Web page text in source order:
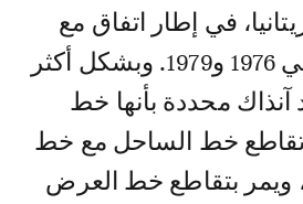
في إطار اتفاق مع
المغرب، بين عامي 1976 و1979. وبشكل أكثر
آنذاك محددة بأنها خط
تقاطع خط الساحل مع خط
شمالا، ويمر بتقاطع خط العرض